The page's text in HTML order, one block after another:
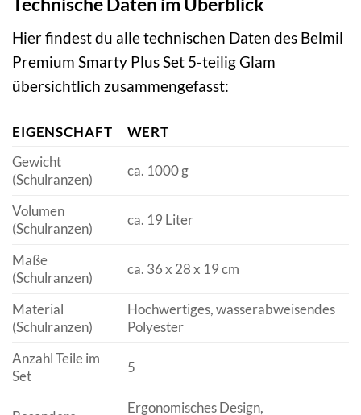
Hier findest du alle technischen Daten des Belmil
Premium Smarty Plus Set 5-teilig Glam
übersichtlich zusammengefasst:
EIGENSCHAFT
WERT
Gewicht
(Schulranzen)
ca. 1000 g
Volumen
(Schulranzen)
ca. 19 Liter
Maße
(Schulranzen)
ca. 36 x 28 x 19 cm
Material
(Schulranzen)
Hochwertiges, wasserabweisendes
Polyester
Anzahl Teile im
Set
5
Ergonomisches Design,